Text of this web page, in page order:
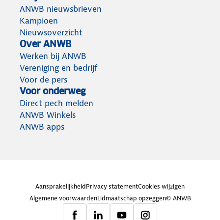
ANWB nieuwsbrieven
Kampioen
Nieuwsoverzicht
Over ANWB
Werken bij ANWB
Vereniging en bedrijf
Voor de pers
Voor onderweg
Direct pech melden
ANWB Winkels
ANWB apps
AansprakelijkheidPrivacy statementCookies wijzigen
Algemene voorwaardenLidmaatschap opzeggen© ANWB